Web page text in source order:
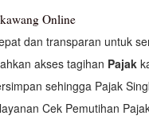
Online
dan transparan untuk
akses tagihan Pajak
sehingga Pajak
Cek Pemutihan